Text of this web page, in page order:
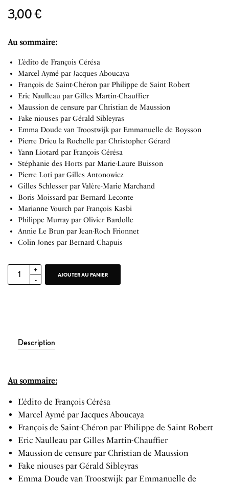
3,00€
Au sommaire:
L’édito de François Cérésa
Marcel Aymé par Jacques Aboucaya
François de Saint-Chéron par Philippe de Saint Robert
Eric Naulleau par Gilles Martin-Chauffier
Maussion de censure par Christian de Maussion
Fake niouses par Gérald Sibleyras
Emma Doude van Troostwijk par Emmanuelle de Boysson
Pierre Drieu la Rochelle par Christopher Gérard
Yann Liotard par François Cérésa
Stéphanie des Horts par Marie-Laure Buisson
Pierre Loti par Gilles Antonowicz
Gilles Schlesser par Valère-Marie Marchand
Boris Moissard par Bernard Leconte
Marianne Vourch par François Kasbi
Philippe Murray par Olivier Bardolle
Annie Le Brun par Jean-Roch Frionnet
Colin Jones par Bernard Chapuis
AJOUTER AU PANIER
Description
Au sommaire:
L’édito de François Cérésa
Marcel Aymé par Jacques Aboucaya
François de Saint-Chéron par Philippe de Saint Robert
Eric Naulleau par Gilles Martin-Chauffier
Maussion de censure par Christian de Maussion
Fake niouses par Gérald Sibleyras
Emma Doude van Troostwijk par Emmanuelle de